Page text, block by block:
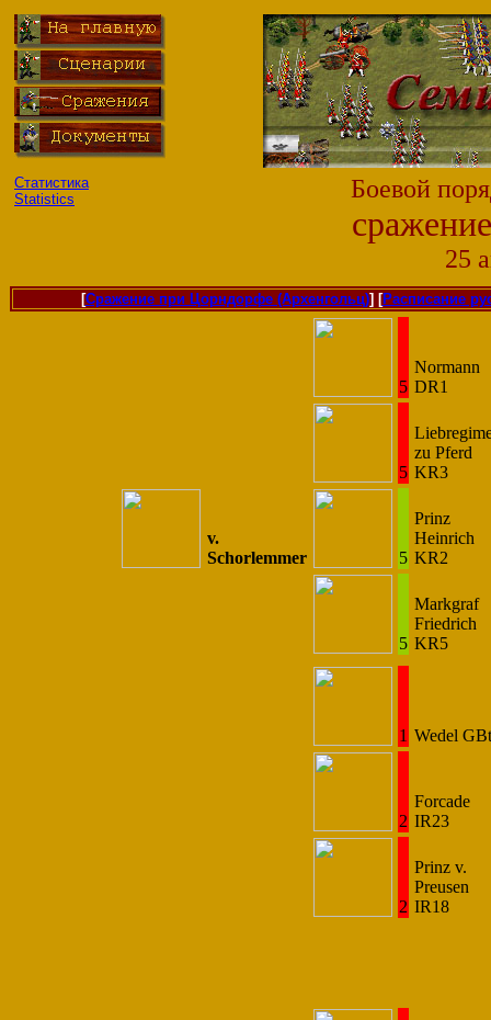
Статистика
Statistics
Боевой
25
[Сражение при Цорндорфе (Архенгольц)] [Расписание
5
Normann
DR1
5
zu Pferd
KR3
v.
Schorlemmer
5
Prinz
Heinrich
KR2
5
Markgraf
Friedrich
KR5
1 Wedel
2
Forcade
IR23
2
Prinz v.
Preusen
IR18